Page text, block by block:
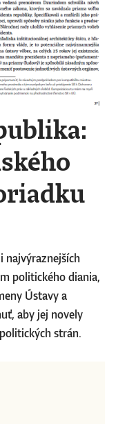
najvýraznejších
politického diania,
Ústavy a
aby jej novely
strán.